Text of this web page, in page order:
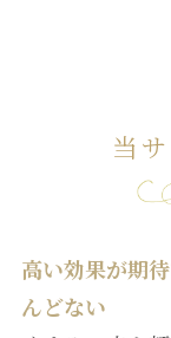
当
高い効果が期
んどない